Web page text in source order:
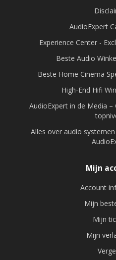
AudioExpert
Experience Center -
Beste Audio
Beste Home Cinema
High-End Hifi
AudioExpert in de Media
Alles over audio
Mijn
Account
Mijn
Mijn
Mijn